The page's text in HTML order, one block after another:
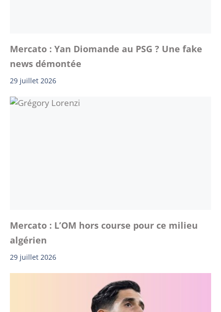
Mercato : Yan Diomande au PSG ? Une fake
news démontée
29 juillet 2026
Mercato : L’OM hors course pour ce milieu
algérien
29 juillet 2026